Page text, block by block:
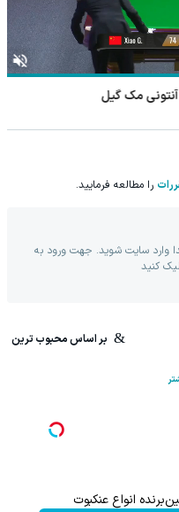
آنتونی مک گیل
را مطالعه فرمایید.
وارد سایت شوید. جهت ورود به
کنید
بر اساس محبوب ترین
انواع عنکبوت